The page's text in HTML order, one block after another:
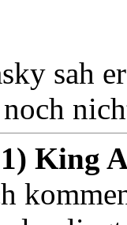
sah
King